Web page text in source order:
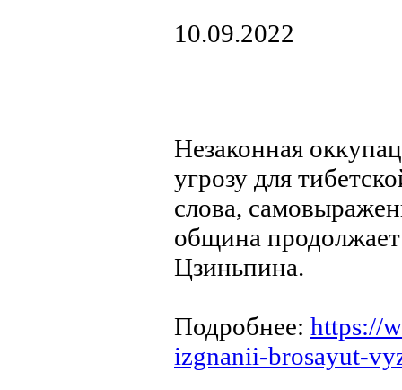
10.09.2022
Незаконная
угрозу для
слова,
община продолжает
Цзиньпина.
Подробнее: https://
izgnanii-brosayut-